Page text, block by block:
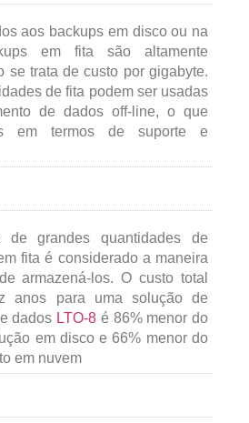
aos backups em disco ou na
em fita são altamente
se trata de custo por gigabyte.
de fita podem ser usadas
de dados off-line, o que
em termos de suporte e
de grandes quantidades de
fita é considerado a maneira
armazená-los. O custo total
anos para uma solução de
dados LTO-8 é 86% menor do
em disco e 66% menor do
em nuvem